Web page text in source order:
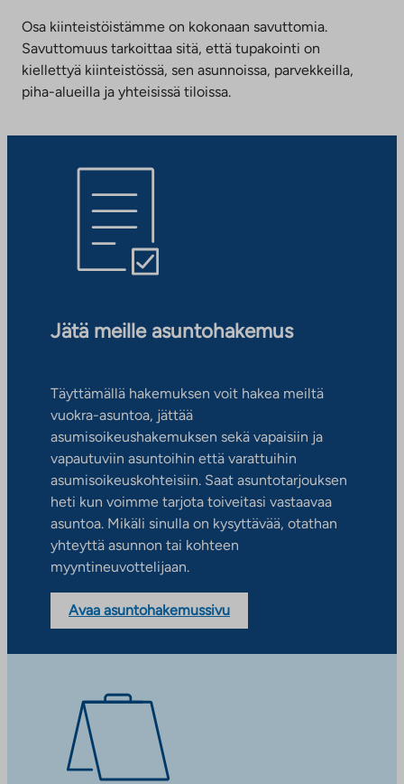
Osa kiinteistöistämme on kokonaan savuttomia.
Savuttomuus tarkoittaa sitä, että tupakointi on
kiellettyä kiinteistössä, sen asunnoissa, parvekkeilla,
piha-alueilla ja yhteisissä tiloissa.
Jätä meille asuntohakemus
Täyttämällä hakemuksen voit hakea meiltä
vuokra-asuntoa, jättää
asumisoikeushakemuksen sekä vapaisiin ja
vapautuviin asuntoihin että varattuihin
asumisoikeuskohteisiin. Saat asuntotarjouksen
heti kun voimme tarjota toiveitasi vastaavaa
asuntoa. Mikäli sinulla on kysyttävää, otathan
yhteyttä asunnon tai kohteen
myyntineuvottelijaan.
Avaa asuntohakemussivu